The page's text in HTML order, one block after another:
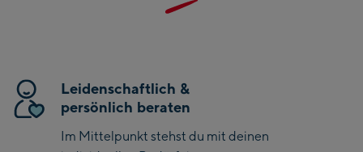
Kohlmaisbahn
Saalbach Ski-Service
Center
Knöchelbereich und macht den Schuh ideal für Speed
Bedingungen trocken und komfortabel. Die dämpfende
Zwischensohle unterstützt ein dynamisches Laufgefühl,
während die griffige Außensohle sicheren Halt auf
Leidenschaftlich &
persönlich beraten
Im Mittelpunkt stehst du mit deinen